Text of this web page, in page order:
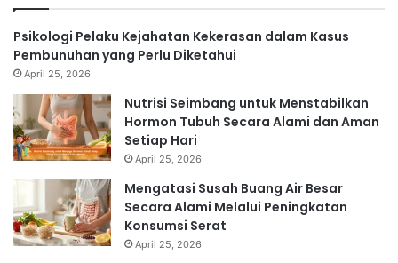
Psikologi Pelaku Kejahatan Kekerasan dalam Kasus
Pembunuhan yang Perlu Diketahui
April 25, 2026
Nutrisi Seimbang untuk Menstabilkan
Hormon Tubuh Secara Alami dan Aman
Setiap Hari
April 25, 2026
Mengatasi Susah Buang Air Besar
Secara Alami Melalui Peningkatan
Konsumsi Serat
April 25, 2026